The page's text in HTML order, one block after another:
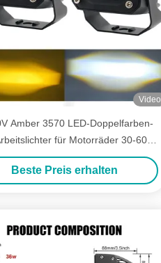
Video
Amber 3570 LED-Doppelfarben-
für Motorräder 30-60W
Off-Road-Fahrlichter
Beste Preis erhalten